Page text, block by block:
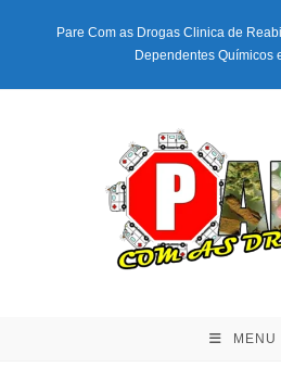
conteúdo
Pare Com as Drogas Clinica de
Dependentes Químicos
MENU